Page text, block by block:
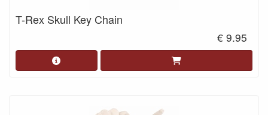
T-Rex Skull Key Chain
€ 9.95